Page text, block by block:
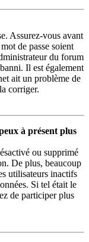
Assurez-vous avant
de passe soient
du forum
Il est également
ait un problème de
corriger.
à présent plus
ou supprimé
De plus, beaucoup
utilisateurs inactifs
Si tel était le
de participer plus